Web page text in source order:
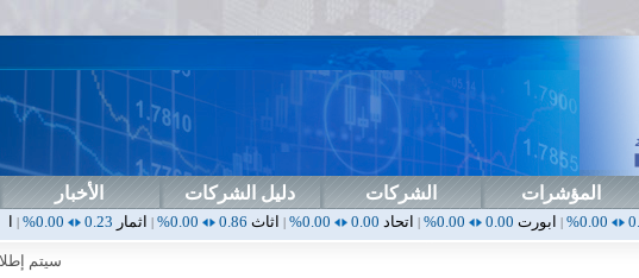
المؤشرات الشركات دليل الشركات الأخبار
|ابورت0.00
0.00%
|اتحاد0.00
0.00%
|اثاث0.86
0.00%
|اثمار0.23
0.00%
|ارامس2.30
سيتم إطلاق